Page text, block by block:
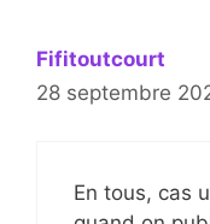
Fifitoutcourt
28 septembre
En tous, cas